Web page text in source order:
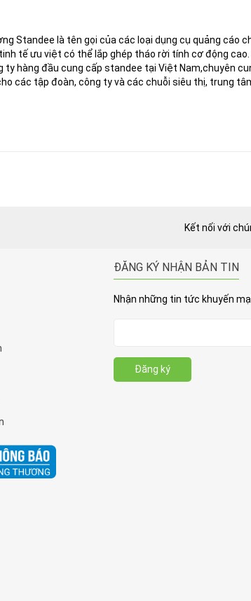
Standee là tên gọi của các loại dụng cụ quảng cáo
tế ưu việt có thể lắp ghép tháo rời tính cơ động cao.
ty hàng đầu cung cấp standee tại Việt Nam,chuyên
các tập đoàn, công ty và các chuỗi siêu thị, trung
Kết nối với
ĐĂNG KÝ NHẬN BẢN TIN
Nhận những tin tức khuyến
Đăng ký